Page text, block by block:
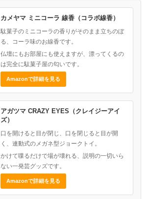
カメヤマ ミニコーラ 線香（コラボ線香）
駄菓子のミニコーラの香りがそのまま立ちのぼ
る、コーラ味のお線香です。
仏壇にもお部屋にも使えますが、漂ってくるの
は完全に駄菓子屋の匂いです。
Amazonで詳細を見る
アガツマ CRAZY EYES（クレイジーアイ
ズ）
口を開けると目が閉じ、口を閉じると目が開
く、連動式のメガネ型ジョークトイ。
かけて喋るだけで場が壊れる、説明の一切いら
ない一発芸グッズです。
Amazonで詳細を見る